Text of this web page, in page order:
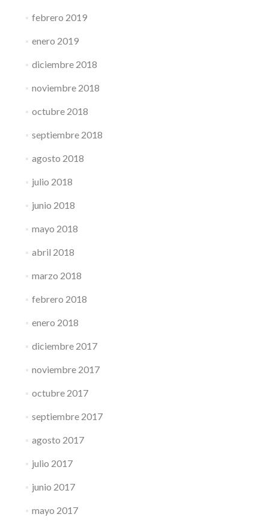
febrero 2019
enero 2019
diciembre 2018
noviembre 2018
octubre 2018
septiembre 2018
agosto 2018
julio 2018
junio 2018
mayo 2018
abril 2018
marzo 2018
febrero 2018
enero 2018
diciembre 2017
noviembre 2017
octubre 2017
septiembre 2017
agosto 2017
julio 2017
junio 2017
mayo 2017